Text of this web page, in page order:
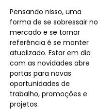
Pensando nisso, uma
forma de se sobressair no
mercado e se tornar
referência é se manter
atualizado. Estar em dia
com as novidades abre
portas para novas
oportunidades de
trabalho, promoções e
projetos.